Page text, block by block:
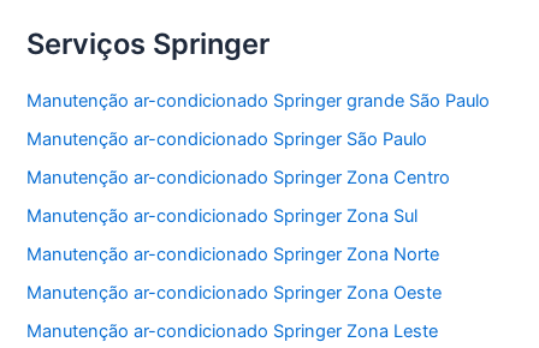
Serviços Springer
Manutenção ar-condicionado Springer grande São Paulo
Manutenção ar-condicionado Springer São Paulo
Manutenção ar-condicionado Springer Zona Centro
Manutenção ar-condicionado Springer Zona Sul
Manutenção ar-condicionado Springer Zona Norte
Manutenção ar-condicionado Springer Zona Oeste
Manutenção ar-condicionado Springer Zona Leste